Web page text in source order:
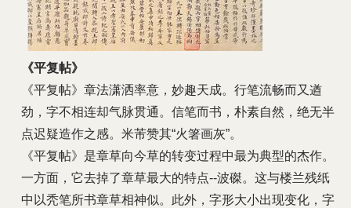
《平复帖》
《平复帖》章法潇洒率意，妙趣天成。行笔流畅而又遒
劲，字不相连却气脉贯通。信笔而书，朴素自然，绝无半
点迟疑造作之感。米芾赞其“火箸画灰”。
《平复帖》是章草向今草的转变过程中最为典型的杰作。
一方面，它去掉了章草最大的特点--波磔。这与楼兰残纸
中以秃笔所书章草相神似。此外，字形大小出现变化，字